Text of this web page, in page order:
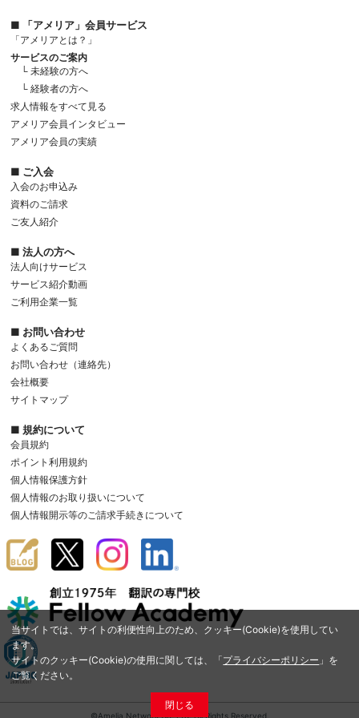
当サイトでは、サイトの利便性向上のため、クッキー(Cookie)を使用してい
ます。
サイトのクッキー(Cookie)の使用に関しては、「プライバシーポリシー 」を
ご覧ください。
閉じる
■ 「アメリア」会員サービス
「アメリアとは？」
サービスのご案内
└ 未経験の方へ
└ 経験者の方へ
求人情報をすべて見る
アメリア会員インタビュー
アメリア会員の実績
■ ご入会
入会のお申込み
資料のご請求
ご友人紹介
■ 法人の方へ
法人向けサービス
サービス紹介動画
ご利用企業一覧
■ お問い合わせ
よくあるご質問
お問い合わせ（連絡先）
会社概要
サイトマップ
■ 規約について
会員規約
ポイント利用規約
個人情報保護方針
個人情報のお取り扱いについて
個人情報開示等のご請求手続きについて
©Amelia Network Co.,Ltd. All Rights Reserved.